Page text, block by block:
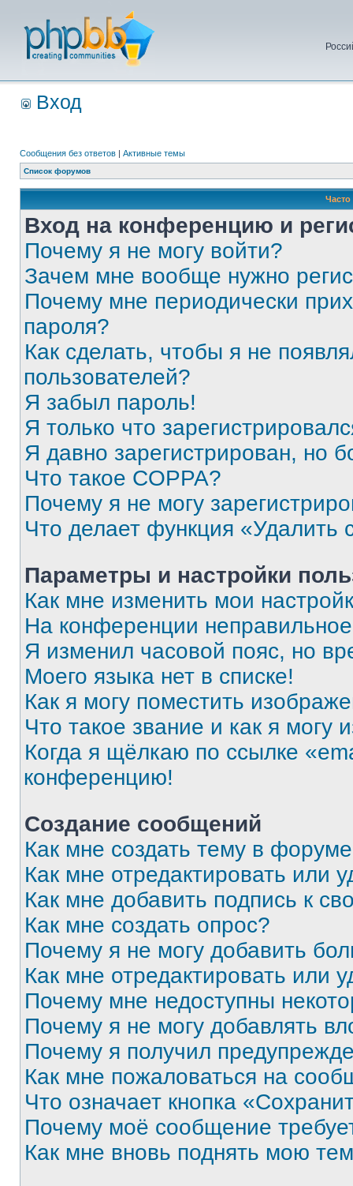
Вход
Сообщения без ответов | Активные темы
Список форумов
Вход на конференцию и
Почему я не могу войти?
Зачем мне вообще нужно
Почему мне периодически
пароля?
Как сделать, чтобы я не
пользователей?
Я забыл пароль!
Я только что
Я давно зарегистрирован, но
Что такое COPPA?
Почему я не могу
Что делает функция «Удалить
Параметры и настройки
Как мне изменить мои
На конференции
Я изменил часовой пояс, но
Моего языка нет в списке!
Как я могу поместить
Что такое звание и как я могу
Когда я щёлкаю по ссылке
конференцию!
Создание сообщений
Как мне создать тему в
Как мне отредактировать или
Как мне добавить подпись к
Как мне создать опрос?
Почему я не могу добавить
Как мне отредактировать или
Почему мне недоступны
Почему я не могу добавлять
Почему я получил
Как мне пожаловаться на
Что означает кнопка
Почему моё сообщение
Как мне вновь поднять мою